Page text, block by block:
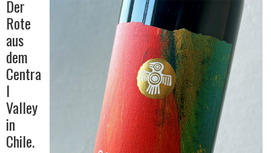
Der
Rote
aus
dem
Centra
l
Valley
in
Chile.